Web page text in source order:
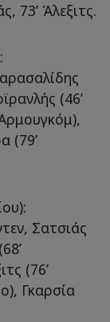
73’ Άλεξιτς.
(46’
(79’
Σατσιάς
(76’
Γκαρσία